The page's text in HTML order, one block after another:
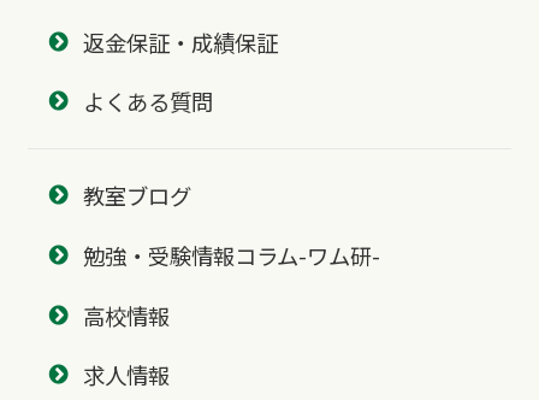
返金保証・成績保証
よくある質問
教室ブログ
勉強・受験情報コラム-ワム研-
高校情報
求人情報